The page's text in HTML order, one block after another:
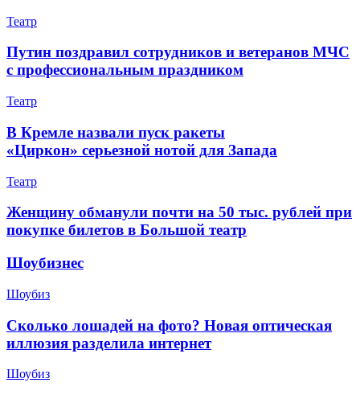
Театр
Путин поздравил сотрудников и ветеранов МЧС
с профессиональным праздником
Театр
В Кремле назвали пуск ракеты
«Циркон» серьезной нотой для Запада
Театр
Женщину обманули почти на 50 тыс. рублей при
покупке билетов в Большой театр
Шоубизнес
Шоубиз
Сколько лошадей на фото? Новая оптическая
иллюзия разделила интернет
Шоубиз